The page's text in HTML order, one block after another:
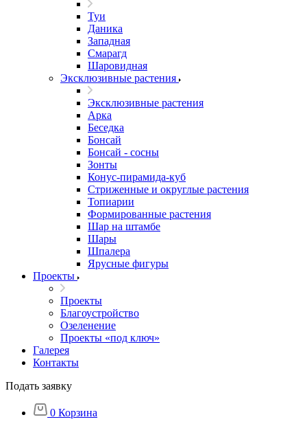
Туи
Даника
Западная
Смарагд
Шаровидная
Эксклюзивные растения
Эксклюзивные растения
Арка
Беседка
Бонсай
Бонсай - сосны
Зонты
Конус-пирамида-куб
Стриженные и округлые растения
Топиарии
Формированные растения
Шар на штамбе
Шары
Шпалера
Ярусные фигуры
Проекты
Проекты
Благоустройство
Озеленение
Проекты «под ключ»
Галерея
Контакты
Подать заявку
0 Корзина